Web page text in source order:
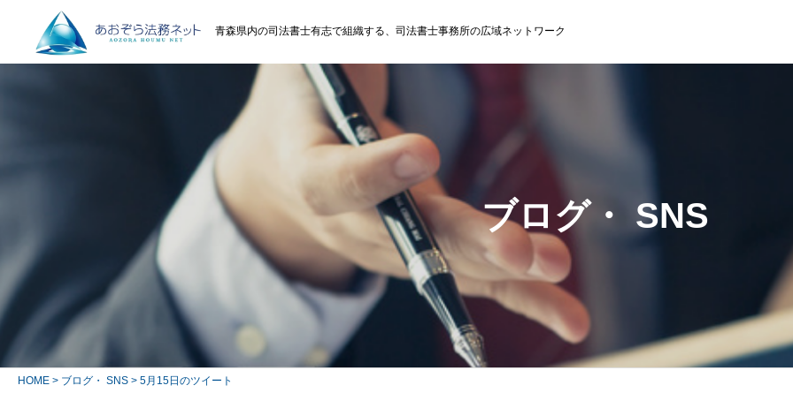
青森県内の司法書士有志で組織する、司法書士事務所の広域ネットワーク
ブログ・ SNS
HOME > ブログ・ SNS > 5月15日のツイート